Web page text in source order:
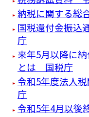
納税に関する総
国税還付金振込
庁
来年5月以降に
とは 国税庁
令和5年度法人
庁
令和5年4月以後